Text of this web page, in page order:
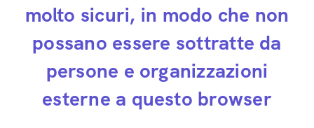
molto sicuri, in modo che non
possano essere sottratte da
persone e organizzazioni
esterne a questo browser